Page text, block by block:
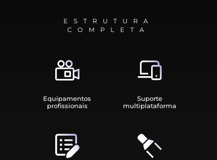
ESTRUTURA
COMPLETA
Equipamen­tos
profissionais
Suporte
multiplata­forma